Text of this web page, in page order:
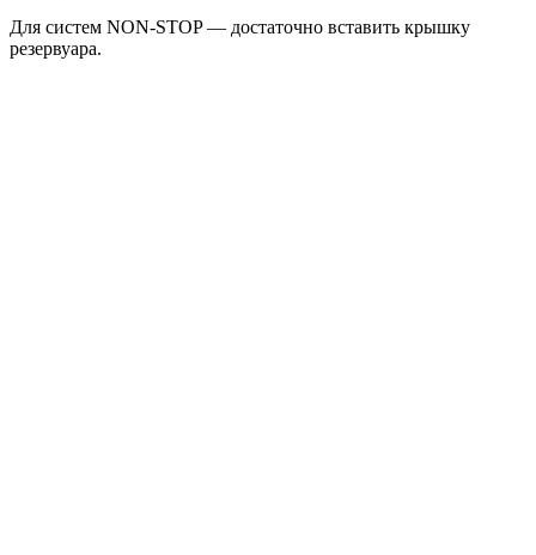
Для систем NON-STOP — достаточно вставить крышку
резервуара.